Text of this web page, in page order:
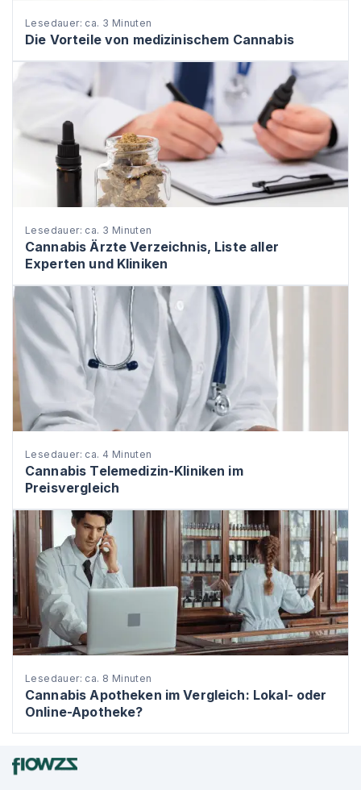
Lesedauer: ca. 3 Minuten
Die Vorteile von medizinischem Cannabis
Lesedauer: ca. 3 Minuten
Cannabis Ärzte Verzeichnis, Liste aller
Experten und Kliniken
Lesedauer: ca. 4 Minuten
Cannabis Telemedizin-Kliniken im
Preisvergleich
Lesedauer: ca. 8 Minuten
Cannabis Apotheken im Vergleich: Lokal- oder
Online-Apotheke?